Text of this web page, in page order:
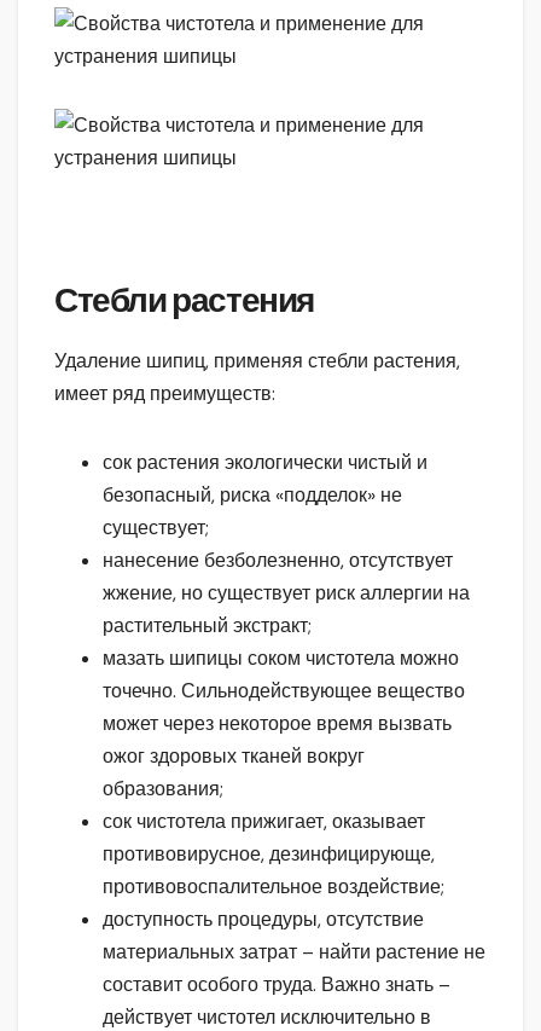
Стебли растения
Удаление шипиц, применяя стебли растения,
имеет ряд преимуществ:
сок растения экологически чистый и
безопасный, риска «подделок» не
существует;
нанесение безболезненно, отсутствует
жжение, но существует риск аллергии на
растительный экстракт;
мазать шипицы соком чистотела можно
точечно. Сильнодействующее вещество
может через некоторое время вызвать
ожог здоровых тканей вокруг
образования;
сок чистотела прижигает, оказывает
противовирусное, дезинфицирующе,
противовоспалительное воздействие;
доступность процедуры, отсутствие
материальных затрат – найти растение не
составит особого труда. Важно знать –
действует чистотел исключительно в